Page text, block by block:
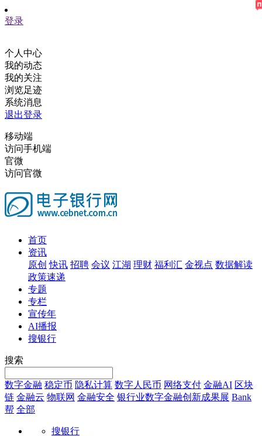
登录
个人中心
我的动态
我的关注
浏览足迹
系统消息
退出登录
移动端
访问手机端
官微
访问官微
首页
资讯
原创 快讯 招聘 会议 江湖 理财 福利汇 金视点 数据解读
政策速递
专题
专栏
宣传年
AI播报
搜银行
搜索
数字金融 稳定币 隐私计算 数字人民币 网络支付 金融AI 区块
链 金融云 物联网 金融安全 银行业数字金融创新成果展 Bank
帮 全部
搜银行